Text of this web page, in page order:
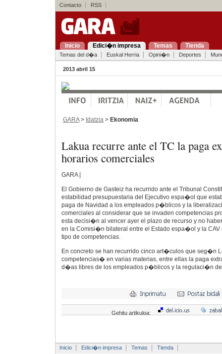
Contacto RSS
Inicio Edici�n impresa Temas Tienda
Temas del d�a Euskal Herria Opini�n Deportes
2013 abril 15
GARA> Idatzia > Ekonomia
Lakua recurre ante el TC la paga
horarios comerciales
GARA |
El Gobierno de Gasteiz ha recurrido ante el Tribunal
estabilidad presupuestaria del Ejecutivo espa�ol que
paga de Navidad a los empleados p�blicos y la
comerciales al considerar que se invaden competencias
esta decisi�n al vencer ayer el plazo de recurso y no
en la Comisi�n bilateral entre el Estado espa�ol y la CAV
tipo de competencias.
En concreto se han recurrido cinco art�culos que seg�n
competencias� en varias materias, entre ellas la paga
d�as libres de los empleados p�blicos y la regulaci�n de
Gehitu artikuloa:
Inicio Edici�n impresa Temas
Tienda